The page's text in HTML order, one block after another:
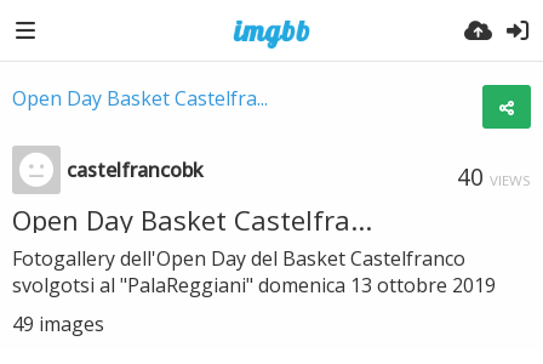
Open Day Basket Castelfra...
castelfrancobk 40 VIEWS
Open Day Basket Castelfra...
Fotogallery dell'Open Day del Basket Castelfranco
svolgotsi al "PalaReggiani" domenica 13 ottobre 2019
49 images